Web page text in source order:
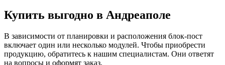
Купить выгодно в Андреаполе
В зависимости от планировки и расположения блок-пост
включает один или несколько модулей. Чтобы приобрести
продукцию, обратитесь к нашим специалистам. Они ответят
на вопросы и оформят заказ.